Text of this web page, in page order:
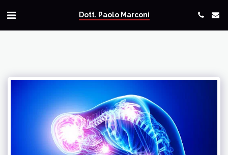
Dott. Paolo Marconi